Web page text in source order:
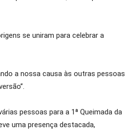
se uniram para celebrar a
a nossa causa às outras pessoas
pessoas para a 1ª Queimada da
uma presença destacada,